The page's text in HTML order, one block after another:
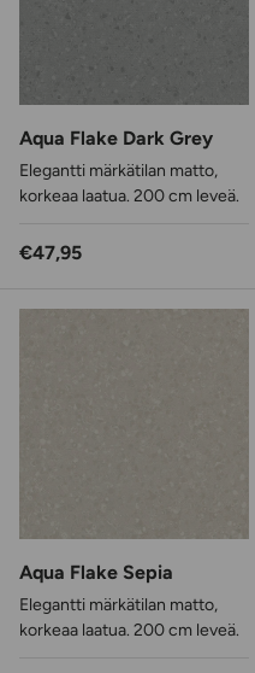
Aqua Flake Dark Grey
Elegantti märkätilan matto,
korkeaa laatua. 200 cm leveä.
Normaalihinta
€47,95
Aqua Flake Sepia
Elegantti märkätilan matto,
korkeaa laatua. 200 cm leveä.